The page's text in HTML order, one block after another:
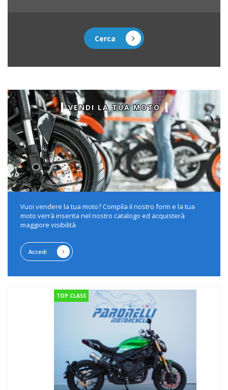
Cerca
VENDI LA TUA MOTO
Vuoi vendere la tua moto? Compila il nostro form e la tua
moto verrà inserita nel nostro catalogo ed acquisterà
maggiore visibilità
Accedi
TOP CLASS